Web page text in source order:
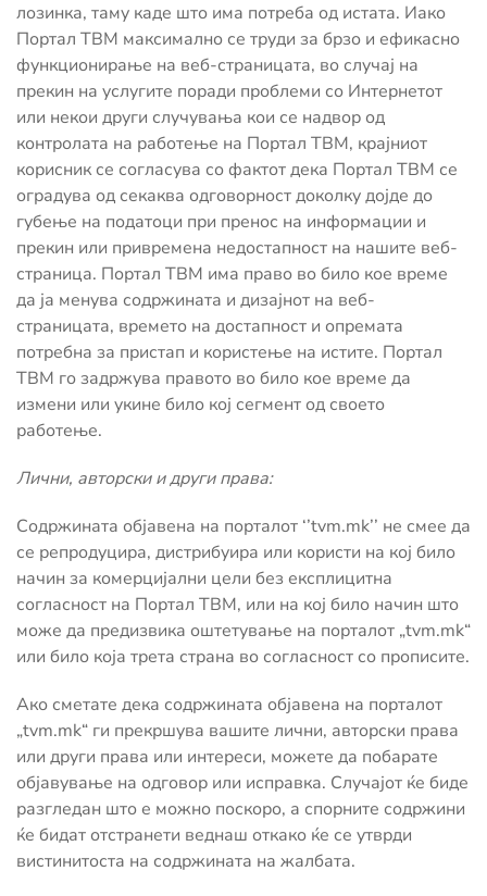
лозинка, таму каде што има потреба од истата. Иако
Портал ТВМ максимално се труди за брзо и ефикасно
функционирање на веб-страницата, во случај на
прекин на услугите поради проблеми со Интернетот
или некои други случувања кои се надвор од
контролата на работење на Портал ТВМ, крајниот
корисник се согласува со фактот дека Портал ТВМ се
оградува од секаква одговорност доколку дојде до
губење на податоци при пренос на информации и
прекин или привремена недостапност на нашите веб-
страница. Портал ТВМ има право во било кое време
да ја менува содржината и дизајнот на веб-
страницата, времето на достапност и опремата
потребна за пристап и користење на истите. Портал
ТВМ го задржува правото во било кое време да
измени или укине било кој сегмент од своето
работење.
Лични, авторски и други права:
Содржината објавена на порталот ‘’tvm.mk’’ не смее да
се репродуцира, дистрибуира или користи на кој било
начин за комерцијални цели без експлицитна
согласност на Портал ТВМ, или на кој било начин што
може да предизвика оштетување на порталот „tvm.mk“
или било која трета страна во согласност со прописите.
Ако сметате дека содржината објавена на порталот
„tvm.mk“ ги прекршува вашите лични, авторски права
или други права или интереси, можете да побарате
објавување на одговор или исправка. Случајот ќе биде
разгледан што е можно поскоро, а спорните содржини
ќе бидат отстранети веднаш откако ќе се утврди
вистинитоста на содржината на жалбата.